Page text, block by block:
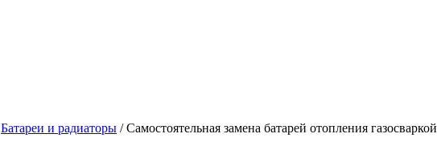
Батареи и радиаторы /Самостоятельная замена батарей отопления газосваркой